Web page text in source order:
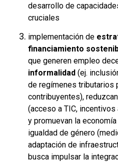
desarrollo de
cruciales
implementación de
financiamiento
que generen empleo
informalidad(ej.
de regímenes tributarios
contribuyentes),
(acceso a TIC, incentivos
y promuevan la
igualdad de género
adaptación de
busca impulsar la